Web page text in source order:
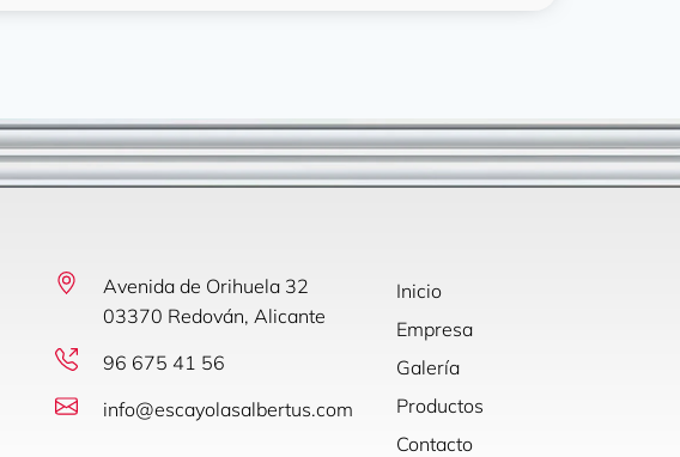
Avenida de Orihuela 32
03370 Redován, Alicante
96 675 41 56
info@escayolasalbertus.com
Inicio
Empresa
Galería
Productos
Contacto